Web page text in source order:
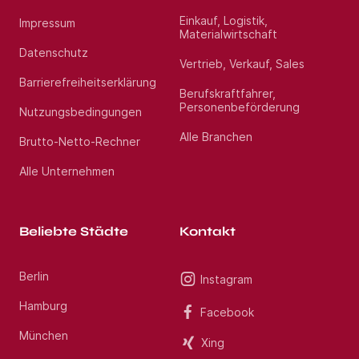
des gesamten Vermittlungsprozesses zur Seite.
Profitieren Sie von über 13 Jahren Markterfahrung
im Gesundheitswesen. Haben Sie Fragen? Rufen Sie
uns gerne unter Jetzt bewerben an. Wir freuen uns
auf Ihre Bewerbung als Oberarzt Gerontopsychiatrie
(m/w/d) im Raum Straubing.
Standort:Regensburg
Impressum
Datenschutz
Barrierefreiheitserklärung
Nutzungsbedingungen
Brutto-Netto-Rechner
Alle Unternehmen
Einkauf, Logistik,
Materialwirtschaft
Vertrieb, Verkauf, Sales
Berufskraftfahrer,
Personenbeförderung
Alle Branchen
Beliebte Städte
Berlin
Hamburg
München
Kontakt
Instagram
Facebook
Xing